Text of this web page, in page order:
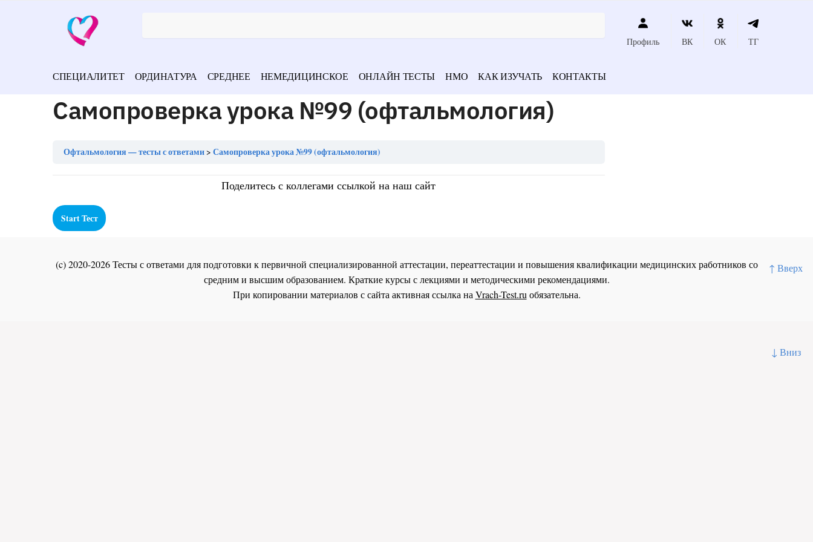
↑ Вверх
↓ Вниз
Профиль ВК ОК ТГ
СПЕЦИАЛИТЕТ ОРДИНАТУРА СРЕДНЕЕ НЕМЕДИЦИНСКОЕ ОНЛАЙН ТЕСТЫ НМО КАК ИЗУЧАТЬ КОНТАКТЫ
Самопроверка урока №99 (офтальмология)
Офтальмология — тесты с ответами Самопроверка урока №99 (офтальмология)
Поделитесь с коллегами ссылкой на наш сайт
(c) 2020-2026 Тесты с ответами для подготовки к первичной специализированной аттестации, переаттестации и повышения квалификации медицинских работников со
средним и высшим образованием. Краткие курсы с лекциями и методическими рекомендациями.
При копировании материалов с сайта активная ссылка на Vrach-Test.ru обязательна.